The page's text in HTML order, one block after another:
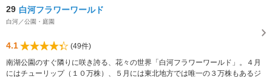
29 白河フラワーワールド
白河／公園・庭園
4.1
(49件)
南湖公園のすぐ隣りに咲き誇る、花々の世界「白河フラワーワールド」。４月
にはチューリップ（１０万株）、５月には東北地方では唯一の３万株もあるジ